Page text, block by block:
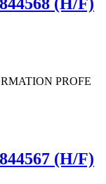
(H/F)
PROFE
(H/F)